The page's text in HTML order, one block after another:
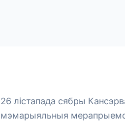
26 лістапада сябры
мэмарыяльныя